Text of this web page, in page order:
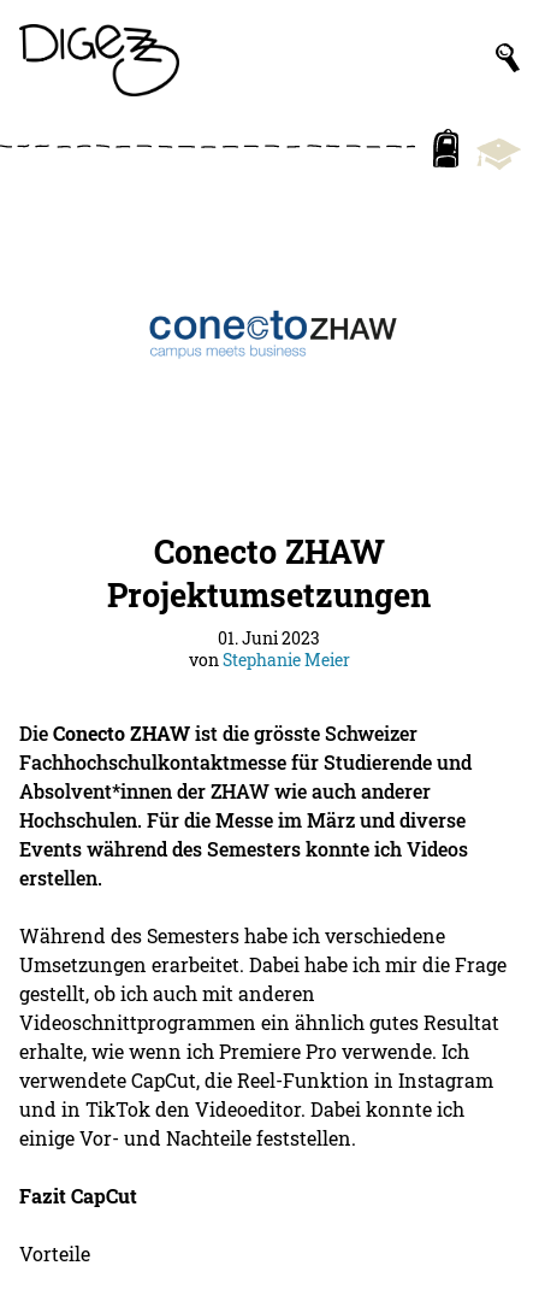
Conecto ZHAW
Projektumsetzungen
01. Juni 2023
vonStephanie Meier
DieConecto ZHAWist die grösste Schweizer
Fachhochschulkontaktmesse für Studierende und
Absolvent*innen der ZHAW wie auch anderer
Hochschulen. Für die Messe im März und diverse
Events während des Semesters konnte ich Videos
erstellen.
Während des Semesters habe ich verschiedene
Umsetzungen erarbeitet. Dabei habe ich mir die Frage
gestellt, ob ich auch mit anderen
Videoschnittprogrammen ein ähnlich gutes Resultat
erhalte, wie wenn ich Premiere Pro verwende. Ich
verwendete CapCut, die Reel-Funktion in Instagram
und in TikTok den Videoeditor. Dabei konnte ich
einige Vor- und Nachteile feststellen.
Fazit CapCut
Vorteile